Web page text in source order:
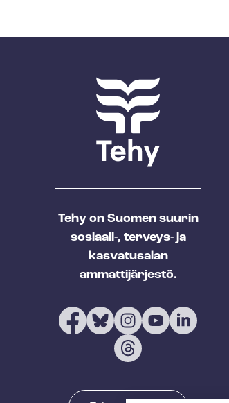
Tehy on Suomen suurin
sosiaali-, terveys- ja
kasvatusalan
ammattijärjestö.